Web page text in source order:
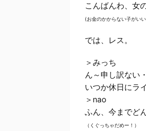
こんばんわ、女
(お金のかからない子がい
では、レス。
＞みっち
ん～申し訳ない
いつか休日にラ
＞nao
ふん、今までど
（くぐっちゃだめー！）